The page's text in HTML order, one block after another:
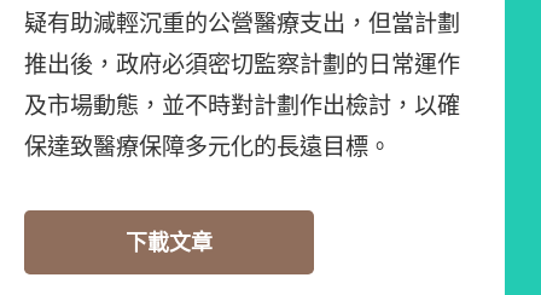
疑有助減輕沉重的公營醫療支出，但當計劃
推出後，政府必須密切監察計劃的日常運作
及市場動態，並不時對計劃作出檢討，以確
保達致醫療保障多元化的長遠目標。
下載文章